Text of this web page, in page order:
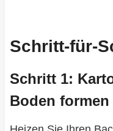
Schritt-für-
Schritt 1:
Boden formen